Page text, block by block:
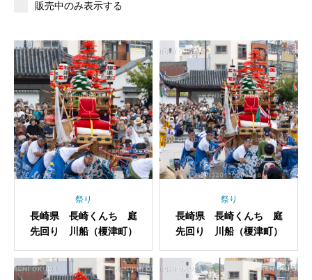
販売中のみ表示する
祭り
長崎県 長崎くんち 庭
先回り 川船（榎津町）
祭り
長崎県 長崎くんち 庭
先回り 川船（榎津町）